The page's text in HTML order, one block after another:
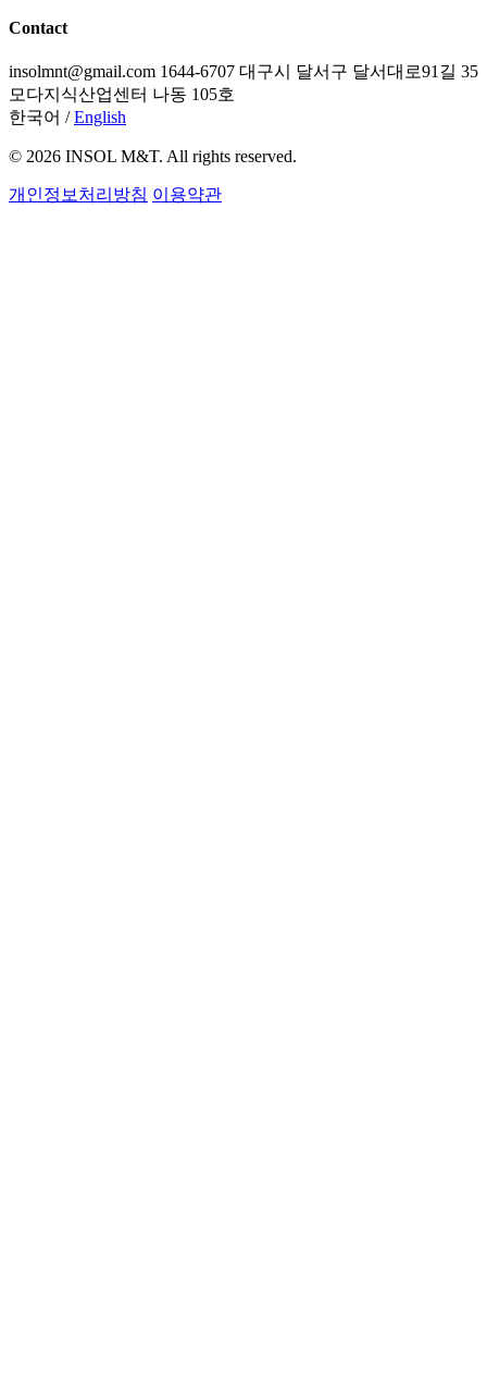
Contact
insolmnt@gmail.com 1644-6707 대구시 달서구 달서대로91길 35
모다지식산업센터 나동 105호
한국어 / English
© 2026 INSOL M&T. All rights reserved.
개인정보처리방침 이용약관